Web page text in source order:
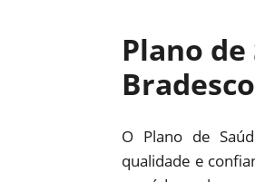
Plano
Bradesco
O Plano de
qualidade e